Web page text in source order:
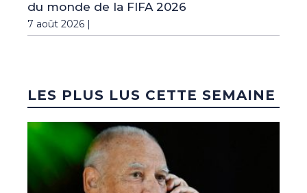
du monde de la FIFA 2026
7 août 2026 |
LES PLUS LUS CETTE SEMAINE